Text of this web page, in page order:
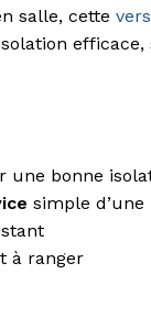
salle, cette
efficace,
une bonne
simple d’une
à ranger